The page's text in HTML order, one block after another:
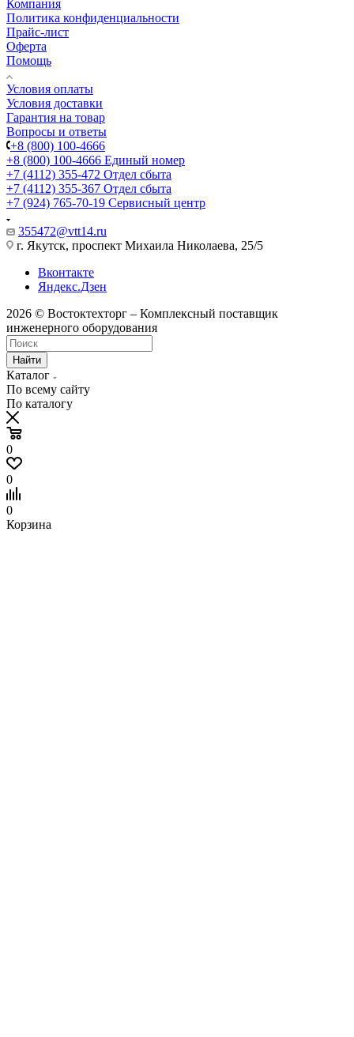
Компания
Политика конфиденциальности
Прайс-лист
Оферта
Помощь
Условия оплаты
Условия доставки
Гарантия на товар
Вопросы и ответы
+8 (800) 100-4666
+8 (800) 100-4666 Единый номер
+7 (4112) 355-472 Отдел сбыта
+7 (4112) 355-367 Отдел сбыта
+7 (924) 765-70-19 Сервисный центр
355472@vtt14.ru
г. Якутск, проспект Михаила Николаева, 25/5
Вконтакте
Яндекс.Дзен
2026 © Востоктехторг – Комплексный поставщик
инженерного оборудования
Найти
Каталог
По всему сайту
По каталогу
0
0
0
Корзина